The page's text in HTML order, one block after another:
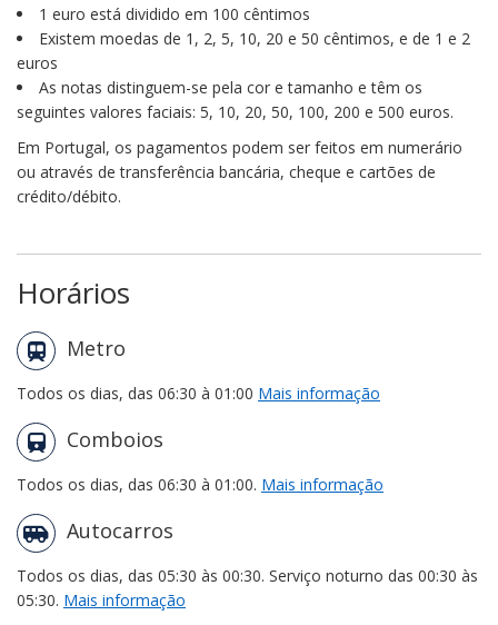
1 euro está dividido em 100 cêntimos
Existem moedas de 1, 2, 5, 10, 20 e 50 cêntimos, e de 1 e 2
euros
As notas distinguem-se pela cor e tamanho e têm os
seguintes valores faciais: 5, 10, 20, 50, 100, 200 e 500 euros.
Em Portugal, os pagamentos podem ser feitos em numerário
ou através de transferência bancária, cheque e cartões de
crédito/débito.
Horários
Metro
Todos os dias, das 06:30 à 01:00 Mais informação
Comboios
Todos os dias, das 06:30 à 01:00. Mais informação
Autocarros
Todos os dias, das 05:30 às 00:30. Serviço noturno das 00:30 às
05:30. Mais informação